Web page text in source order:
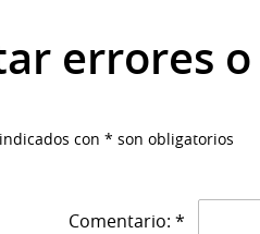
errores
con * son obligatorios
Comentario: *